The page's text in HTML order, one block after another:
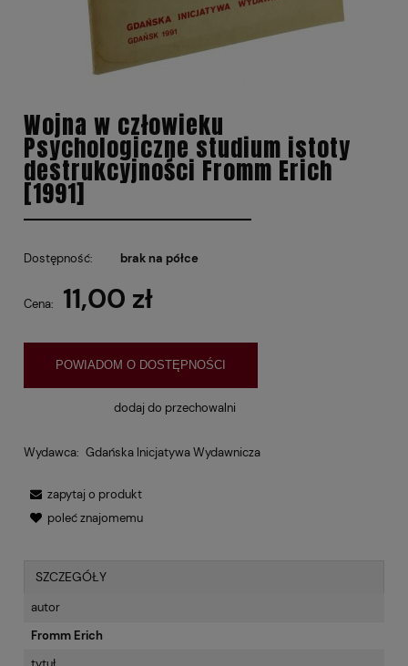
Wojna w człowieku
Psychologiczne studium istoty
destrukcyjności Fromm Erich
[1991]
Dostępność: brak na półce
Cena: 11,00 zł
POWIADOM O DOSTĘPNOŚCI
dodaj do przechowalni
Wydawca: Gdańska Inicjatywa Wydawnicza
zapytaj o produkt
poleć znajomemu
SZCZEGÓŁY
autor
Fromm Erich